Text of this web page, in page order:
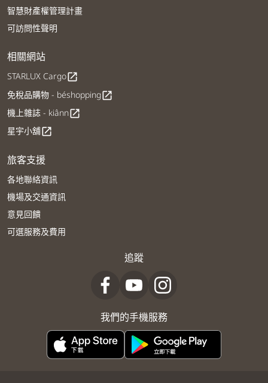
智慧財產權管理計畫
可訪問性聲明
相關網站
STARLUX Cargoopen_in_new
免稅品購物 - béshoppingopen_in_new
機上雜誌 - kiânnopen_in_new
星宇小舖open_in_new
旅客支援
各地聯絡資訊
機場及交通資訊
意見回饋
可選服務及費用
追蹤
我們的手機服務